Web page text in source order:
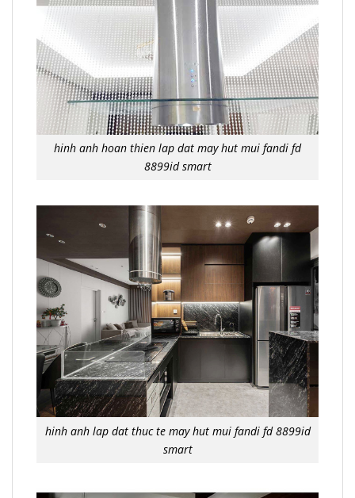
hinh anh hoan thien lap dat may hut mui fandi fd
8899id smart
hinh anh lap dat thuc te may hut mui fandi fd 8899id
smart